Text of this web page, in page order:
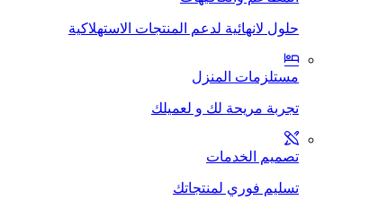
حلول لانهائية لدعم المنتجات الاستهلاكية
مستلزمات المنزل
تجربة مريحة لك و لعميلك
تصميم الخدمات
تسليم فوري لمنتجاتك